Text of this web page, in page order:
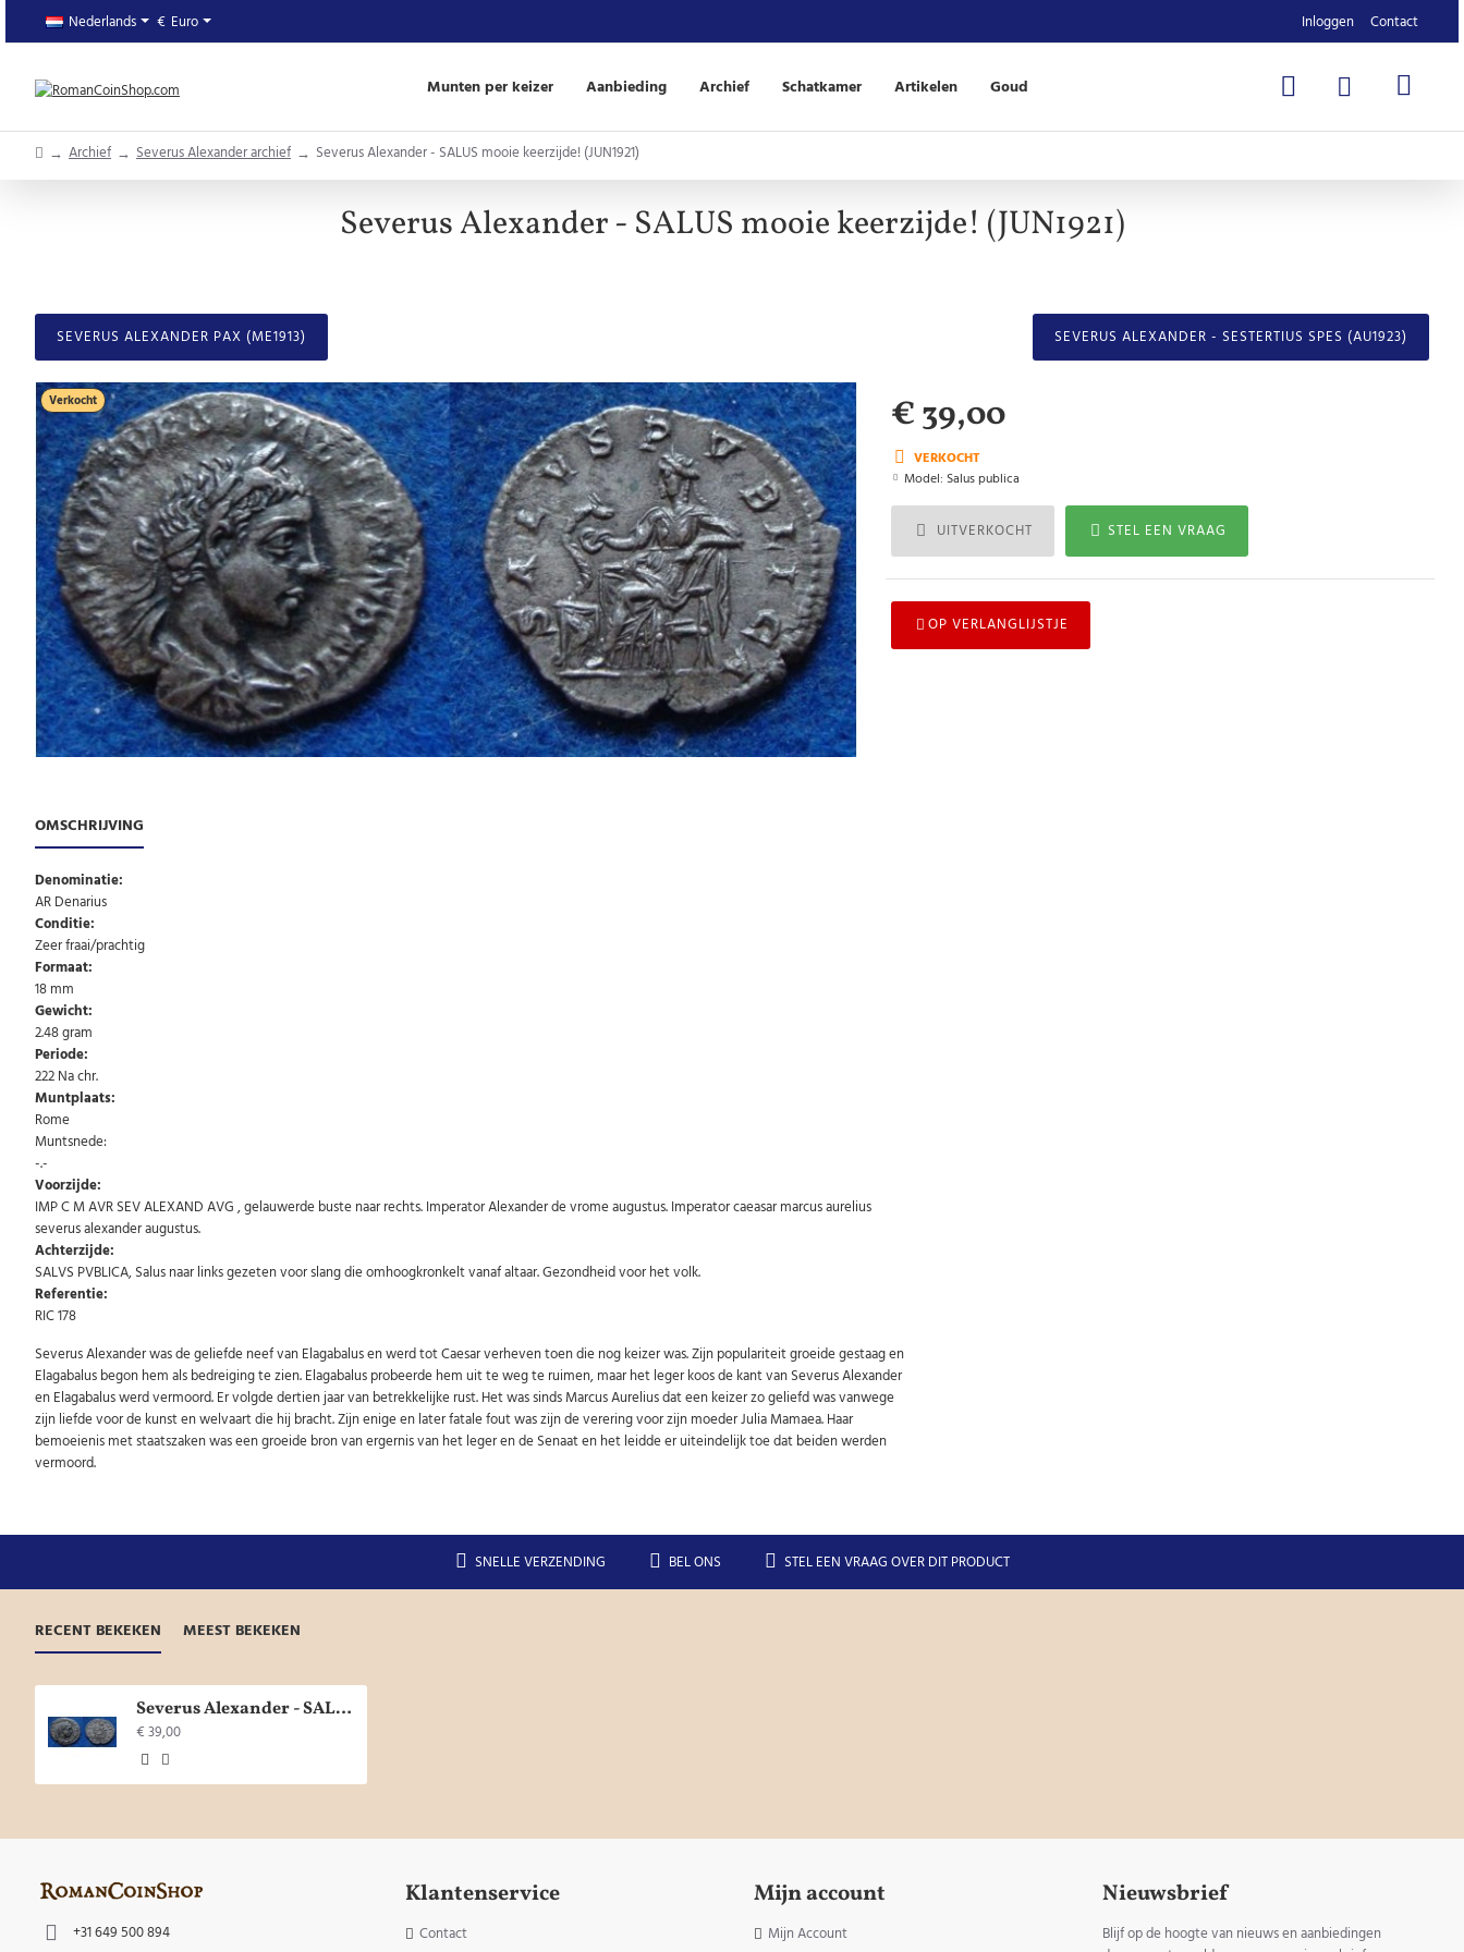
Nederlands € Euro Inloggen Contact
Munten per keizer Aanbieding Archief Schatkamer Artikelen Goud
homeArchief Severus Alexander archief Severus Alexander - SALUS mooie keerzijde! (JUN1921)
Severus Alexander - SALUS mooie keerzijde! (JUN1921)
SEVERUS ALEXANDER PAX (ME1913) SEVERUS ALEXANDER - SESTERTIUS SPES (AU1923)
Verkocht
VERKOCHT
Model: Salus publica
€ 39,00
UITVERKOCHT STEL EEN VRAAG
OP VERLANGLIJSTJE
OMSCHRIJVING
Denominatie:
AR Denarius
Conditie:
Zeer fraai/prachtig
Formaat:
18 mm
Gewicht:
2.48 gram
Periode:
222 Na chr.
Muntplaats:
Rome
Muntsnede:
-.-
Voorzijde:
IMP C M AVR SEV ALEXAND AVG , gelauwerde buste naar rechts. Imperator Alexander de vrome augustus. Imperator caeasar marcus aurelius
severus alexander augustus.
Achterzijde:
SALVS PVBLICA, Salus naar links gezeten voor slang die omhoogkronkelt vanaf altaar. Gezondheid voor het volk.
Referentie:
RIC 178
Severus Alexander was de geliefde neef van Elagabalus en werd tot Caesar verheven toen die nog keizer was. Zijn populariteit groeide gestaag en
Elagabalus begon hem als bedreiging te zien. Elagabalus probeerde hem uit te weg te ruimen, maar het leger koos de kant van Severus Alexander
en Elagabalus werd vermoord. Er volgde dertien jaar van betrekkelijke rust. Het was sinds Marcus Aurelius dat een keizer zo geliefd was vanwege
zijn liefde voor de kunst en welvaart die hij bracht. Zijn enige en later fatale fout was zijn de verering voor zijn moeder Julia Mamaea. Haar
bemoeienis met staatszaken was een groeide bron van ergernis van het leger en de Senaat en het leidde er uiteindelijk toe dat beiden werden
vermoord.
SNELLE VERZENDING BEL ONS STEL EEN VRAAG OVER DIT PRODUCT
RECENT BEKEKEN MEEST BEKEKEN
Severus Alexander - SALUS mooie keerzijde! (JUN1921)
€ 39,00
+31 649 500 894
Klantenservice
Contact
Mijn account
Mijn Account
Nieuwsbrief
Blijf op de hoogte van nieuws en aanbiedingen